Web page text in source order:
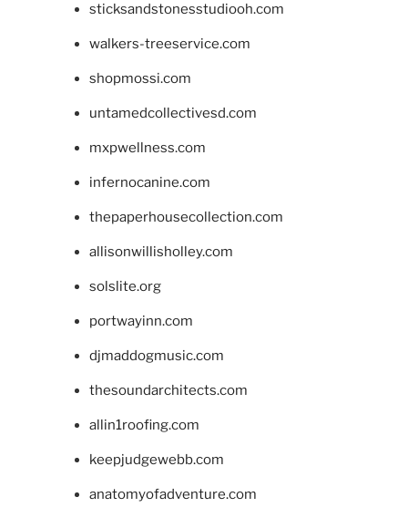
sticksandstonesstudiooh.com
walkers-treeservice.com
shopmossi.com
untamedcollectivesd.com
mxpwellness.com
infernocanine.com
thepaperhousecollection.com
allisonwillisholley.com
solslite.org
portwayinn.com
djmaddogmusic.com
thesoundarchitects.com
allin1roofing.com
keepjudgewebb.com
anatomyofadventure.com